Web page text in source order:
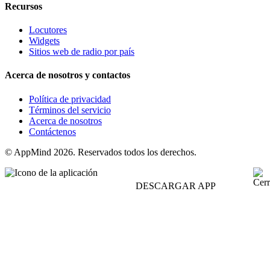
Recursos
Locutores
Widgets
Sitios web de radio por país
Acerca de nosotros y contactos
Política de privacidad
Términos del servicio
Acerca de nosotros
Contáctenos
© AppMind 2026. Reservados todos los derechos.
DESCARGAR APP